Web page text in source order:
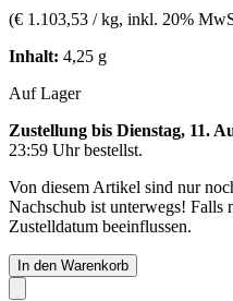
(€ 1.103,53 / kg, inkl. 20%
Inhalt: 4,25 g
Auf Lager
Zustellung bis Dienstag, 11.
23:59 Uhrbestellst.
Von diesem Artikel sind nur
Nachschub ist unterwegs! Falls
Zustelldatum beeinflussen.
In den Warenkorb